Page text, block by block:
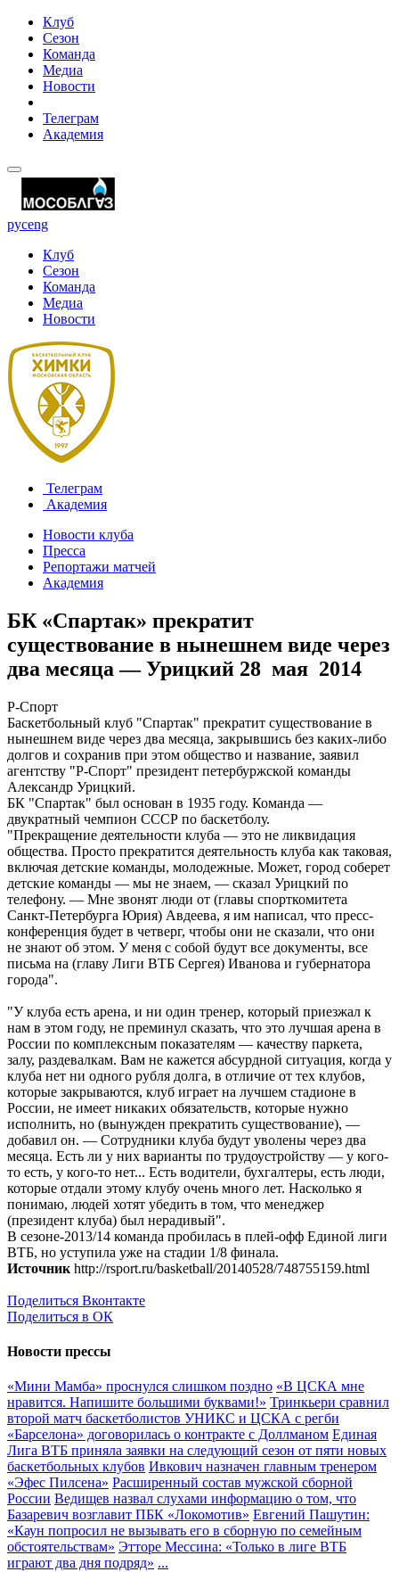
Клуб
Сезон
Команда
Медиа
Новости
Телеграм
Академия
русeng
Клуб
Сезон
Команда
Медиа
Новости
Телеграм
Академия
Новости клуба
Пресса
Репортажи матчей
Академия
БК «Спартак» прекратит
существование в нынешнем виде через
два месяца — Урицкий 28 мая 2014
Р-Спорт
Баскетбольный клуб "Спартак" прекратит существование в
нынешнем виде через два месяца, закрывшись без каких-либо
долгов и сохранив при этом общество и название, заявил
агентству "Р-Спорт" президент петербуржской команды
Александр Урицкий.
БК "Спартак" был основан в 1935 году. Команда —
двукратный чемпион СССР по баскетболу.
"Прекращение деятельности клуба — это не ликвидация
общества. Просто прекратится деятельность клуба как таковая,
включая детские команды, молодежные. Может, город соберет
детские команды — мы не знаем, — сказал Урицкий по
телефону. — Мне звонят люди от (главы спорткомитета
Санкт-Петербурга Юрия) Авдеева, я им написал, что пресс-
конференция будет в четверг, чтобы они не сказали, что они
не знают об этом. У меня с собой будут все документы, все
письма на (главу Лиги ВТБ Сергея) Иванова и губернатора
города".
"У клуба есть арена, и ни один тренер, который приезжал к
нам в этом году, не преминул сказать, что это лучшая арена в
России по комплексным показателям — качеству паркета,
залу, раздевалкам. Вам не кажется абсурдной ситуация, когда у
клуба нет ни одного рубля долга, в отличие от тех клубов,
которые закрываются, клуб играет на лучшем стадионе в
России, не имеет никаких обязательств, которые нужно
исполнить, но (вынужден прекратить существование), —
добавил он. — Сотрудники клуба будут уволены через два
месяца. Есть ли у них варианты по трудоустройству — у кого-
то есть, у кого-то нет... Есть водители, бухгалтеры, есть люди,
которые отдали этому клубу очень много лет. Насколько я
понимаю, людей хотят убедить в том, что менеджер
(президент клуба) был нерадивый".
В сезоне-2013/14 команда пробилась в плей-офф Единой лиги
ВТБ, но уступила уже на стадии 1/8 финала.
Источник http://rsport.ru/basketball/20140528/748755159.html
Поделиться Вконтакте
Поделиться в ОК
Новости прессы
«Мини Мамба» проснулся слишком поздно «В ЦСКА мне
нравится. Напишите большими буквами!» Тринкьери сравнил
второй матч баскетболистов УНИКС и ЦСКА с регби
«Барселона» договорилась о контракте с Доллманом Единая
Лига ВТБ приняла заявки на следующий сезон от пяти новых
баскетбольных клубов Ивкович назначен главным тренером
«Эфес Пилсена» Расширенный состав мужской сборной
России Ведищев назвал слухами информацию о том, что
Базаревич возглавит ПБК «Локомотив» Евгений Пашутин:
«Каун попросил не вызывать его в сборную по семейным
обстоятельствам» Этторе Мессина: «Только в лиге ВТБ
играют два дня подряд» ...